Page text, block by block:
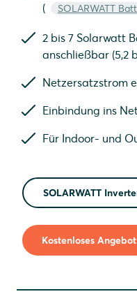
(
SOLARWATT
2 bis 7 Solarwatt
anschließbar (5,2
Netzersatzstrom
Einbindung ins
Für Indoor- und
SOLARWATT
Kostenloses Angebot